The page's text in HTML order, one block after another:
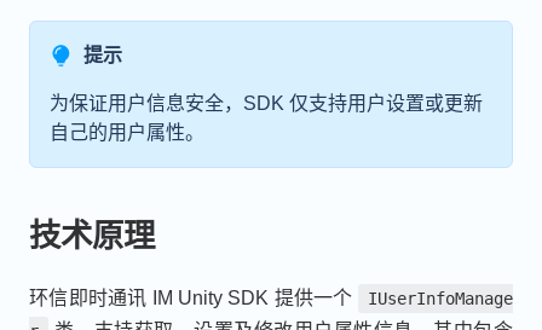
提示
为保证用户信息安全，SDK 仅支持用户设置或更新
自己的用户属性。
技术原理
环信即时通讯 IM Unity SDK 提供一个
IUserInfoManage